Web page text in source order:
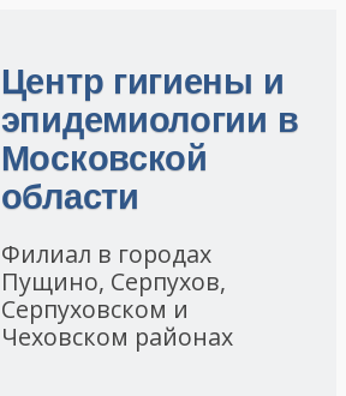
Центр гигиены и
эпидемиологии в
Московской
области
Филиал в городах
Пущино, Серпухов,
Серпуховском и
Чеховском районах